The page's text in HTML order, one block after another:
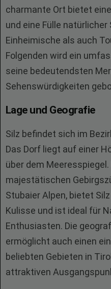
charmante Ort bietet
und eine Fülle natürlicher
Einheimische als auch
Folgenden wird ein
seine bedeutendsten
Sehenswürdigkeiten
Lage und Geografie
Silz befindet sich im
Das Dorf liegt auf einer
über dem Meeresspiegel.
majestätischen
Stubaier Alpen, bietet
Kulisse und ist ideal für
Enthusiasten. Die
ermöglicht auch einen
beliebten Gebieten in
attraktiven